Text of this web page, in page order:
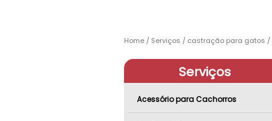
Home Serviços castração para gatos
Serviços
Acessório para Cachorros